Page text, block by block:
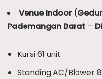
Venue Indoor
Pademangan Barat –
Kursi 61 unit
Standing AC/Blower